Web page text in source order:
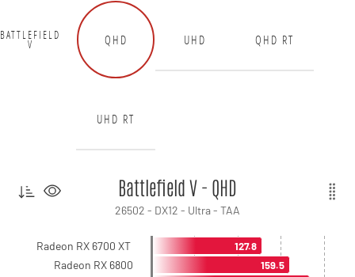
BATTLEFIELD
V QHD UHD QHD RT
UHD RT
Battlefield V - QHD
26502 - DX12 - Ultra - TAA
Radeon RX 6700 XT
Radeon RX 6800
127.8
159.5